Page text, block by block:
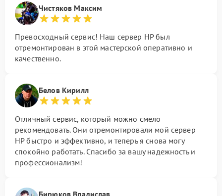
Чистяков Максим
Превосходный сервис! Наш сервер HP был
отремонтирован в этой мастерской оперативно и
качественно.
Белов Кирилл
Отличный сервис, который можно смело
рекомендовать. Они отремонтировали мой сервер
HP быстро и эффективно, и теперь я снова могу
спокойно работать. Спасибо за вашу надежность и
профессионализм!
Бирюков Владислав